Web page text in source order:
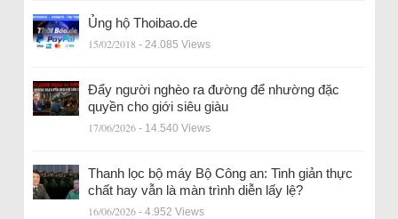
Ủng hộ Thoibao.de
15/02/2018 - 24.085 Views
Đẩy người nghèo ra đường để nhường đặc
quyền cho giới siêu giàu
17/06/2026 - 14.540 Views
Thanh lọc bộ máy Bộ Công an: Tinh giản thực
chất hay vẫn là màn trình diễn lấy lệ?
16/06/2026 - 4.952 Views